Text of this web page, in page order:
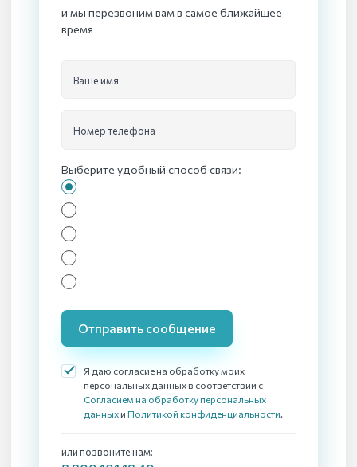
и мы перезвоним вам в самое ближайшее
время
Ваше имя
Номер телефона
Выберите удобный способ связи:
Отправить сообщение
Я даю согласие на обработку моих
персональных данных в соответствии с
Согласием на обработку персональных
данных и Политикой конфиденциальности.
или позвоните нам: